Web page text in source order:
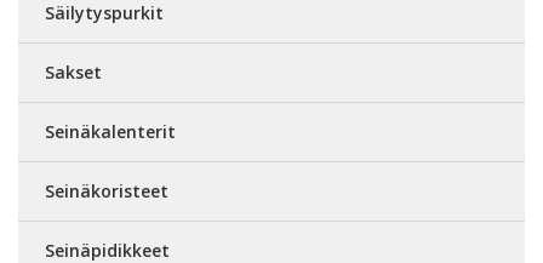
Säilytyspurkit
Sakset
Seinäkalenterit
Seinäkoristeet
Seinäpidikkeet